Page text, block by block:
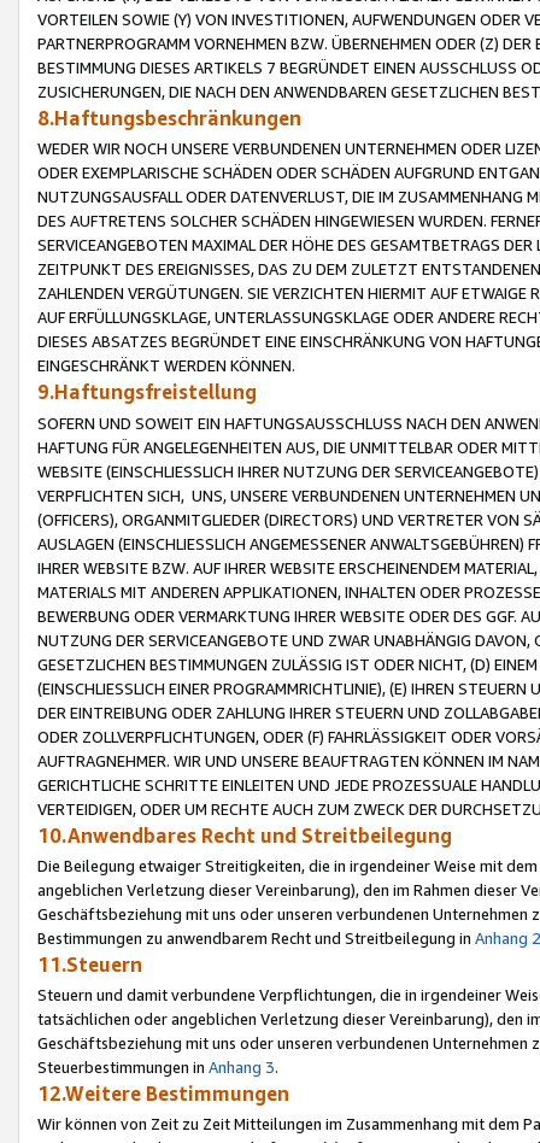
VORTEILEN SOWIE (Y) VON INVESTITIONEN, AUFWENDUNGEN ODER
PARTNERPROGRAMM VORNEHMEN BZW. ÜBERNEHMEN ODER (Z)
BESTIMMUNG DIESES ARTIKELS 7 BEGRÜNDET EINEN AUSSCHLUSS
ZUSICHERUNGEN, DIE NACH DEN ANWENDBAREN GESETZLICHEN
8.Haftungsbeschränkungen
WEDER WIR NOCH UNSERE VERBUNDENEN UNTERNEHMEN ODER
ODER EXEMPLARISCHE SCHÄDEN ODER SCHÄDEN AUFGRUND
NUTZUNGSAUSFALL ODER DATENVERLUST, DIE IM ZUSAMMENHANG
DES AUFTRETENS SOLCHER SCHÄDEN HINGEWIESEN WURDEN.
SERVICEANGEBOTEN MAXIMAL DER HÖHE DES GESAMTBETRAGS
ZEITPUNKT DES EREIGNISSES, DAS ZU DEM ZULETZT
ZAHLENDEN VERGÜTUNGEN. SIE VERZICHTEN HIERMIT AUF
AUF ERFÜLLUNGSKLAGE, UNTERLASSUNGSKLAGE ODER ANDERE
DIESES ABSATZES BEGRÜNDET EINE EINSCHRÄNKUNG VON
EINGESCHRÄNKT WERDEN KÖNNEN.
9.Haftungsfreistellung
SOFERN UND SOWEIT EIN HAFTUNGSAUSSCHLUSS NACH DEN
HAFTUNG FÜR ANGELEGENHEITEN AUS, DIE UNMITTELBAR ODER
WEBSITE (EINSCHLIESSLICH IHRER NUTZUNG DER
VERPFLICHTEN SICH, UNS, UNSERE VERBUNDENEN UNTERNEHMEN
(OFFICERS), ORGANMITGLIEDER (DIRECTORS) UND VERTRETER VON
AUSLAGEN (EINSCHLIESSLICH ANGEMESSENER
IHRER WEBSITE BZW. AUF IHRER WEBSITE ERSCHEINENDEM
MATERIALS MIT ANDEREN APPLIKATIONEN, INHALTEN ODER
BEWERBUNG ODER VERMARKTUNG IHRER WEBSITE ODER DES GGF.
NUTZUNG DER SERVICEANGEBOTE UND ZWAR UNABHÄNGIG
GESETZLICHEN BESTIMMUNGEN ZULÄSSIG IST ODER NICHT, (D)
(EINSCHLIESSLICH EINER PROGRAMMRICHTLINIE), (E) IHREN
DER EINTREIBUNG ODER ZAHLUNG IHRER STEUERN UND
ODER ZOLLVERPFLICHTUNGEN, ODER (F) FAHRLÄSSIGKEIT ODER
AUFTRAGNEHMER. WIR UND UNSERE BEAUFTRAGTEN KÖNNEN IM
GERICHTLICHE SCHRITTE EINLEITEN UND JEDE PROZESSUALE
VERTEIDIGEN, ODER UM RECHTE AUCH ZUM ZWECK DER
10.Anwendbares Recht und Streitbeilegung
Die Beilegung etwaiger Streitigkeiten, die in irgendeiner Weise mit
angeblichen Verletzung dieser Vereinbarung), den im Rahmen dieser
Geschäftsbeziehung mit uns oder unseren verbundenen
Bestimmungen zu anwendbarem Recht und Streitbeilegung in Anhang 2
11.Steuern
Steuern und damit verbundene Verpflichtungen, die in irgendeiner
tatsächlichen oder angeblichen Verletzung dieser Vereinbarung), den
Geschäftsbeziehung mit uns oder unseren verbundenen
Steuerbestimmungen in Anhang 3.
12.Weitere Bestimmungen
Wir können von Zeit zu Zeit Mitteilungen im Zusammenhang mit dem